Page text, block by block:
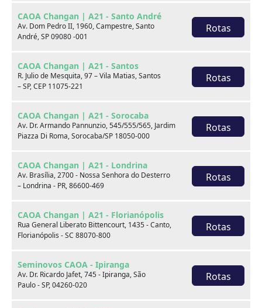
CAOA Changan | A21 - Santo André
Av. Dom Pedro II, 1960, Campestre, Santo
André, SP 09080 -001
Rotas
CAOA Changan | A21 - Santos
R. Julio de Mesquita, 97 – Vila Matias, Santos
– SP, CEP 11075-221
Rotas
CAOA Changan | A21 - Sorocaba
Av. Dr. Armando Pannunzio, 545/555/565, Jardim
Piazza Di Roma, Sorocaba/SP 18050-000
Rotas
CAOA Changan | A21 - Londrina
Av. Brasília, 2700 - Nossa Senhora do Desterro
– Londrina - PR, 86600-469
Rotas
CAOA Changan | A21 - Florianópolis
Rua General Liberato Bittencourt, 1435 - Canto,
Florianópolis - SC 88070-800
Rotas
Seminovos CAOA - Ipiranga
Av. Dr. Ricardo Jafet, 745 - Ipiranga, São
Paulo - SP, 04260-020
Rotas
Consulte por marca
Destaques